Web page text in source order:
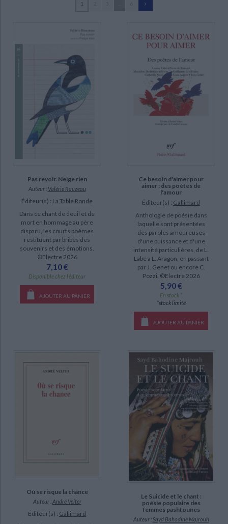
Critique et histoire littéraire
Classiques scolaires
Audio - Livres lus
Littérature en version originale Humour
Ecologie - Environnement Religions - Spiritualités
Histoire - Généralités Histoire des pays
Histoire ancienne Géographie
Culture scientifique
Pignon-Ernest, Ernest (15)
Bianu, Zéno (5)
Nauleau, Sophie (5)
Borer, Alain (3)
Carré, Alain (3)
Majrouh, Sayd Bahodine (3)
SUPPORT
poche (26)
document-audio (8)
coffret (4)
revue (2)
SÉRIE
Le Livre de l'outil (2)
Ca peut pas faire de mal (1)
Kali Yuga : création & survie (1)
Kali Yuga : pour passer en revue la fin du monde (1)
epuise (70)
1
Pas revoir. Neige rien
Auteur : Valérie Rouzeau
Éditeur(s) : La Table Ronde
Dans ce chant de deuil et de
mort en hommage au père
disparu, les courts poèmes
restituent par bribes des
souvenirs et des émotions.
©Electre 2026
7,10 €
Disponible chez l'éditeur
AJOUTER AU PANIER
Ce besoin d'aimer pour
aimer : des poètes de
l'amour
Éditeur(s) : Gallimard
Anthologie de poésie dans
laquelle sont présentées
des paroles amoureuses
d'une puissance et d'une
intensité particulières, de L.
Labé à L. Aragon, en passant
par J. Genet ou encore C.
Pozzi. ©Electre 2026
5,90 €
En stock *
*stock limité
AJOUTER AU PANIER
Où se risque la chance
Auteur :André Velter
Éditeur(s) : Gallimard
Le Suicide et le chant :
poésie populaire des
femmes pashtounes
Auteur : Sayd Bahodine Majrouh